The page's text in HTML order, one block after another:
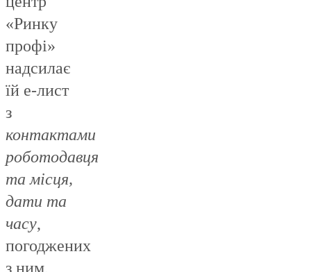
«Ринку
профі»
надсилає
їй е-лист
з
контактами
роботодавця
та місця,
дати та
часу,
погоджених
з ним,